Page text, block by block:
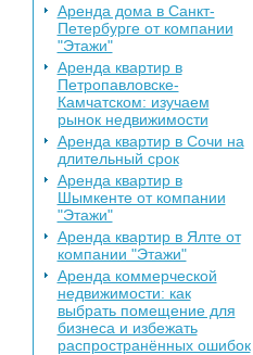
Аренда дома в Санкт-
Петербурге от компании
"Этажи"
Аренда квартир в
Петропавловске-
Камчатском: изучаем
рынок недвижимости
Аренда квартир в Сочи на
длительный срок
Аренда квартир в
Шымкенте от компании
"Этажи"
Аренда квартир в Ялте от
компании "Этажи"
Аренда коммерческой
недвижимости: как
выбрать помещение для
бизнеса и избежать
распространённых ошибок